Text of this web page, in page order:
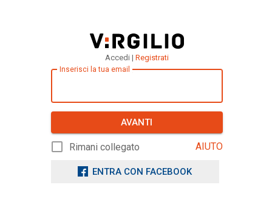
Accedi | Registrati
Inserisci la tua email
AVANTI
Rimani collegato AIUTO
ENTRA CON FACEBOOK